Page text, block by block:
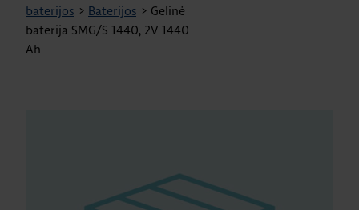
baterijos > Baterijos > Gelinė
baterija SMG/S 1440, 2V 1440
Ah